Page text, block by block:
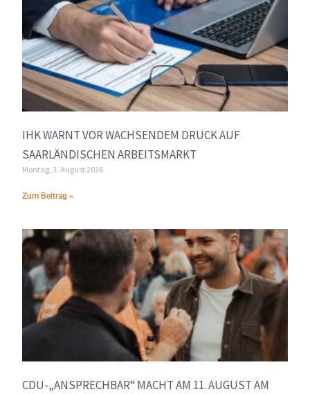
IHK WARNT VOR WACHSENDEM DRUCK AUF
SAARLÄNDISCHEN ARBEITSMARKT
Montag, 3. August 2026
Zum Beitrag »
CDU-„ANSPRECHBAR“ MACHT AM 11. AUGUST AM